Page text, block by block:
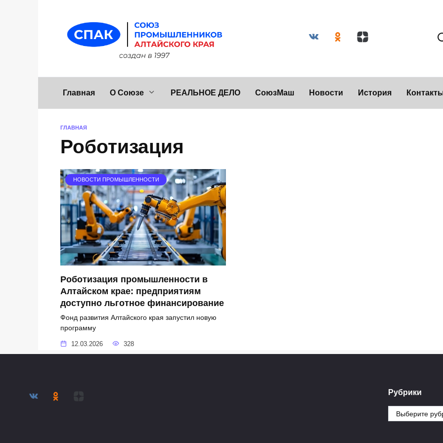
Главная О Союзе РЕАЛЬНОЕ ДЕЛО СоюзМаш Новости История
ГЛАВНАЯ
Роботизация
НОВОСТИ ПРОМЫШЛЕННОСТИ
Роботизация промышленности в
Алтайском крае: предприятиям
доступно льготное финансирование
Фонд развития Алтайского края запустил новую
программу
12.03.2026 328
Рубрики
Рубрики